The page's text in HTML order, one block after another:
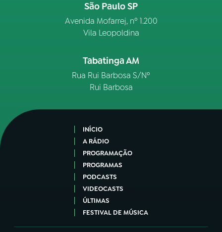
São Paulo SP
Avenida Mofarrej, nº 1.200
Vila Leopoldina
Tabatinga AM
Rua Rui Barbosa S/Nº
Rui Barbosa
INÍCIO
A RÁDIO
PROGRAMAÇÃO
PROGRAMAS
PODCASTS
VIDEOCASTS
ÚLTIMAS
FESTIVAL DE MÚSICA